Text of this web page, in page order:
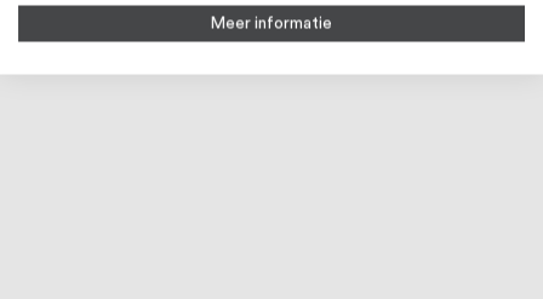
98
% of100
€ 27,99
€ 5,26
% of
Meer informatie